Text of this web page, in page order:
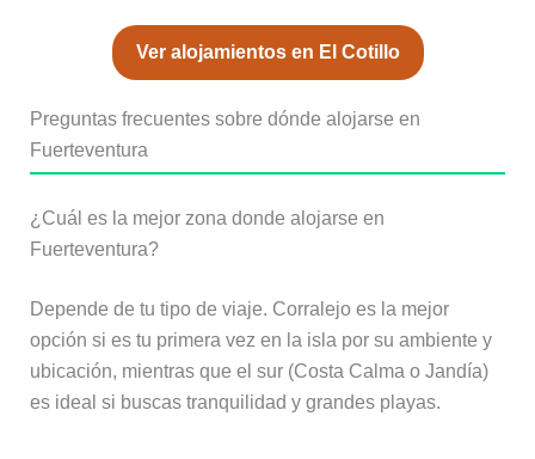
Ver alojamientos en El Cotillo
Preguntas frecuentes sobre dónde alojarse en
Fuerteventura
¿Cuál es la mejor zona donde alojarse en
Fuerteventura?
Depende de tu tipo de viaje. Corralejo es la mejor
opción si es tu primera vez en la isla por su ambiente y
ubicación, mientras que el sur (Costa Calma o Jandía)
es ideal si buscas tranquilidad y grandes playas.